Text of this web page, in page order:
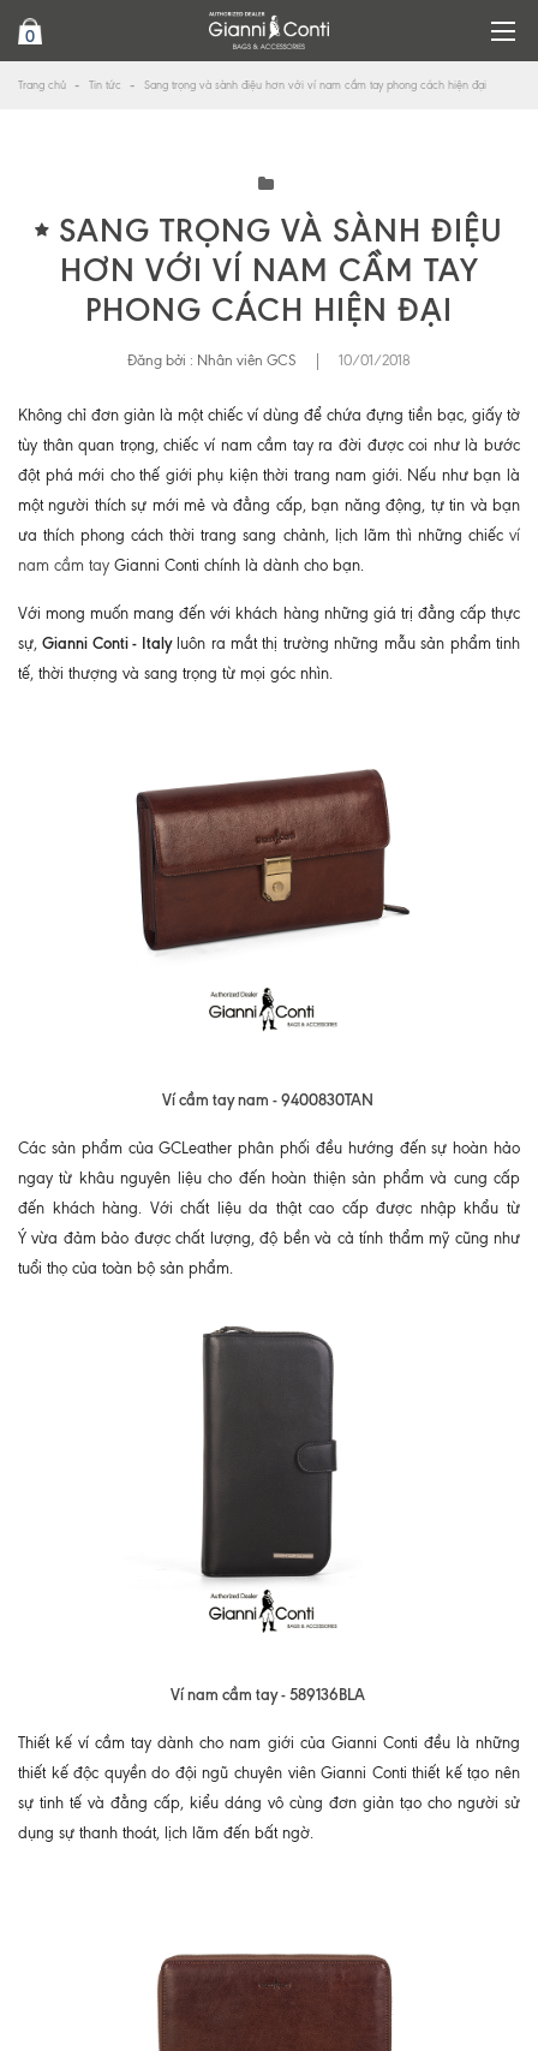
0
Trang chủ Tin tức Sang trọng và sành điệu hơn với ví nam cầm tay phong cách hiện đại
SANG TRỌNG VÀ SÀNH ĐIỆU
HƠN VỚI VÍ NAM CẦM TAY
PHONG CÁCH HIỆN ĐẠI
Đăng bởi : Nhân viên GCS 10/01/2018
Không chỉ đơn giản là một chiếc ví dùng để chứa đựng tiền bạc, giấy tờ
tùy thân quan trọng, chiếc ví nam cầm tay ra đời được coi như là bước
đột phá mới cho thế giới phụ kiện thời trang nam giới. Nếu như bạn là
một người thích sự mới mẻ và đẳng cấp, bạn năng động, tự tin và bạn
ưa thích phong cách thời trang sang chảnh, lịch lãm thì những chiếc ví
nam cầm tay Gianni Conti chính là dành cho bạn.
Với mong muốn mang đến với khách hàng những giá trị đẳng cấp thực
sự,Gianni Conti - Italyluôn ra mắt thị trường những mẫu sản phẩm tinh
tế, thời thượng và sang trọng từ mọi góc nhìn.
Ví cầm tay nam - 9400830TAN
Các sản phẩm của GCLeather phân phối đều hướng đến sự hoàn hảo
ngay từ khâu nguyên liệu cho đến hoàn thiện sản phẩm và cung cấp
đến khách hàng. Với chất liệu da thật cao cấp được nhập khẩu từ
Ý vừa đảm bảo được chất lượng, độ bền và cả tính thẩm mỹ cũng như
tuổi thọ của toàn bộ sản phẩm.
Ví nam cầm tay - 589136BLA
Thiết kế ví cầm tay dành cho nam giới của Gianni Conti đều là những
thiết kế độc quyền do đội ngũ chuyên viên Gianni Conti thiết kế tạo nên
sự tinh tế và đẳng cấp, kiểu dáng vô cùng đơn giản tạo cho người sử
dụng sự thanh thoát, lịch lãm đến bất ngờ.